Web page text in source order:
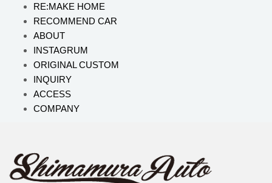
RE:MAKE HOME
RECOMMEND CAR
ABOUT
INSTAGRUM
ORIGINAL CUSTOM
INQUIRY
ACCESS
COMPANY